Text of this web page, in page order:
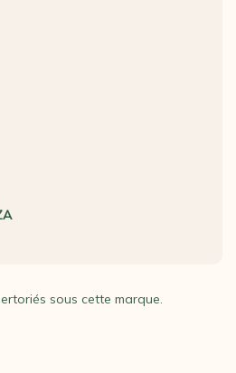
sous cette marque.